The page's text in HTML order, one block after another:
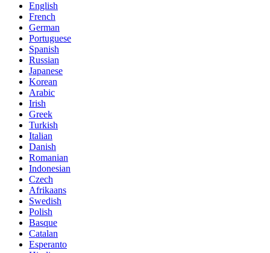
English
French
German
Portuguese
Spanish
Russian
Japanese
Korean
Arabic
Irish
Greek
Turkish
Italian
Danish
Romanian
Indonesian
Czech
Afrikaans
Swedish
Polish
Basque
Catalan
Esperanto